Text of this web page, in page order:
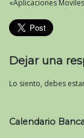
«Aplicaciones
Dejar una
Lo siento, debes
Calendario